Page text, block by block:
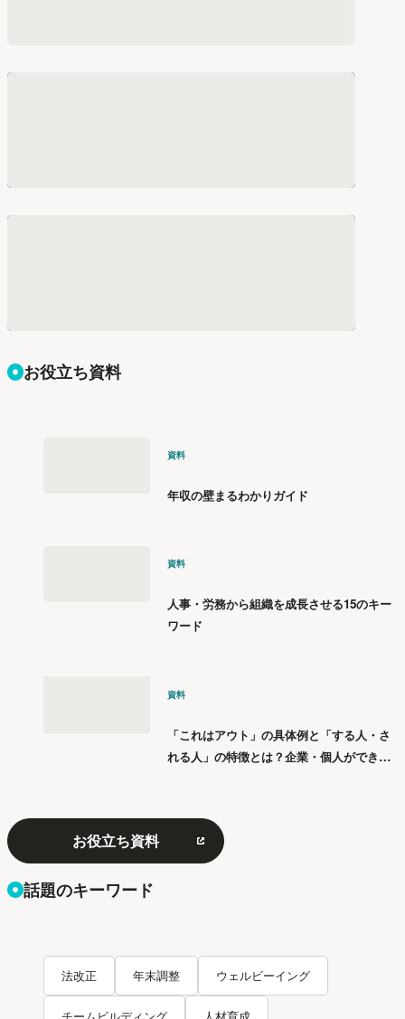
お役立ち資料
資料
年収の壁まるわかりガイド
資料
人事・労務から組織を成長させる15のキー
ワード
資料
「これはアウト」の具体例と「する人・さ
れる人」の特徴とは？企業・個人ができる
お役立ち資料
話題のキーワード
法改正 年末調整 ウェルビーイング